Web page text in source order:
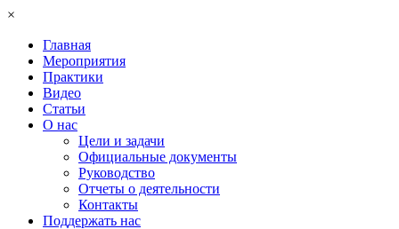
×
Главная
Мероприятия
Практики
Видео
Статьи
О нас
Цели и задачи
Официальные документы
Руководство
Отчеты о деятельности
Контакты
Поддержать нас